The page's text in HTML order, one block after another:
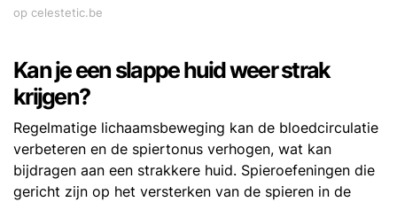
op celestetic.be
Kan je een slappe huid weer strak
krijgen?
Regelmatige lichaamsbeweging kan de bloedcirculatie
verbeteren en de spiertonus verhogen, wat kan
bijdragen aan een strakkere huid. Spieroefeningen die
gericht zijn op het versterken van de spieren in de